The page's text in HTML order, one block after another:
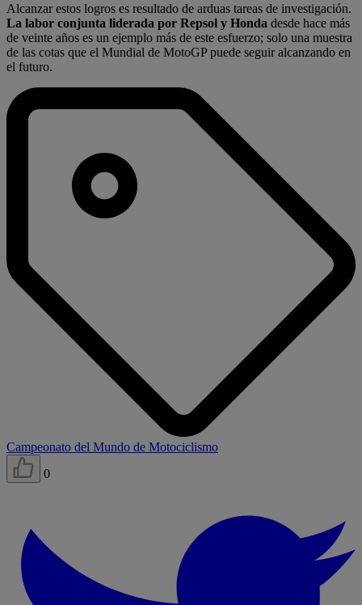
Alcanzar estos logros es resultado de arduas tareas de investigación.
La labor conjunta liderada por Repsol y Honda desde hace más
de veinte años es un ejemplo más de este esfuerzo; solo una muestra
de las cotas que el Mundial de MotoGP puede seguir alcanzando en
el futuro.
Campeonato del Mundo de Motociclismo
0